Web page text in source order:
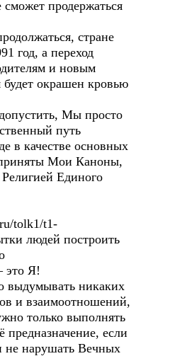
продержаться
стране
год, а переход
и новым
окрашен кровью
Мы просто
путь
в качестве основных
Мои Каноны,
Единого
tolk1/t1-
людей построить
Я!
никаких
и взаимоотношений,
только выполнять
если
не нарушать Вечных